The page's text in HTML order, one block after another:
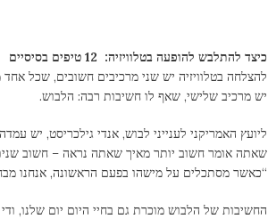
כיצד להתלבש להופעה בטלוויזיה: 12 טיפים בסיסיים
להצלחה בטלוויזיה יש שני מרכיבים חשובים, שכל
יש מרכיב שלישי, שאף לו חשיבות רבה: הלבוש.
ליועץ האמריקני לענייני לבוש, אנדי גילכריסט, יש
שאתה אומר חשוב יותר מאיך שאתה נראה – חשוב
“כאשר מסתכלים על מישהו בפעם הראשונה, אנחנו
החשיבות של הלבוש מוכרת גם בחיי היום יום שלנו,